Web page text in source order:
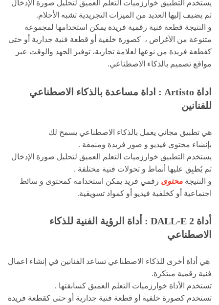
يستخدم التطبيق خوارزميات التعلم العميق لتحليل صورة الإدخال
ثم يضيف إليها العديد من الميزات التجريدية تشبه الأحلام.
و النتيجة قطعة فنية رقمية فريدة يمكن استخدامها لمجموعة
متنوعة من الأغراض ، كصورة خلفية أو قطعة فنية جدارية أو حتى
كقطعة فريدة من نوعها لعلامة تجارية، توفير الجهد والوقت عبر
مواقع تصميم بالذكاء الاصطناعي.
اداة Artisto : اداة مساعدة بالذكاء الاصطناعي
للفنانين
هي تطبيق مجاني يعمل بالذكاء الاصطناعي يسمح لك
بإنشاء محتوى فيديو و صور فريدة ومنمقة .
يستخدم التطبيق خوارزميات التعلم العميق لتحليل صورة الإدخال
ثم يُطبِق عليها أنماط و تحولات فنية مختلفة .
و النتيجة محتوى رقمي فريد يمكن استخدامه كمحتوى و سائط
اجتماعية أو كخلفية فيديو أو كمواد تسويقية.
أداة DALL-E 2 : أداة الرؤية الفنية للذكاء
الاصطناعي
هي أداة أخرى للذكاء الاصطناعي تساعد الفنانين في إنشاء اعمال
فنية رقمية مبتكرة.
تستخدم الأداة خوارزميات التعلم العميق كسابقتها .
تستخدم كصورة خلفية أو قطعة فنية جدارية أو حتى كقطعة فريدة